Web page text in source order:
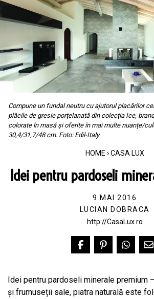
Compune un fundal neutru cu ajutorul placărilor
plăcile de gresie porțelanată din colecția Ice,
colorate în masă și oferite în mai multe nuanțe/
30,4/31,7/48 cm. Foto: Edil-Italy
HOME › CASA LUX
Idei pentru pardoseli
9 MAI 2016
LUCIAN DOBRACA
http://CasaLux.ro
Idei pentru pardoseli minerale premium
și frumuseții sale, piatra naturală este